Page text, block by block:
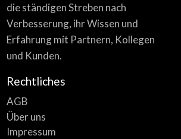
die ständigen Streben nach
Verbesserung, ihr Wissen und
Erfahrung mit Partnern, Kollegen
und Kunden.
Rechtliches
AGB
Über uns
Impressum